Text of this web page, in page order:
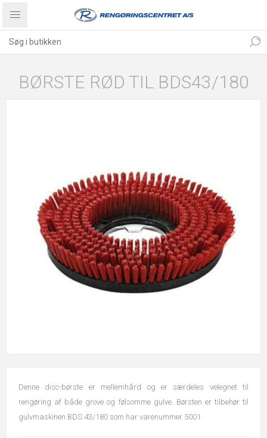
BØRSTE RØD TIL BDS43/180
Denne disc-børste er mellemhård og er særdeles velegnet til
rengøring af både grove og følsomme gulve. Børsten er tilbehør til
gulvmaskinen BDS 43/180 som har varenummer 5001.